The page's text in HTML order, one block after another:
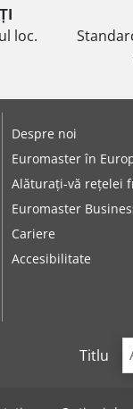
loc.
Despre noi
Euromaster în
Alăturați-vă rețelei
Euromaster
Cariere
Accesibilitate
Titlu